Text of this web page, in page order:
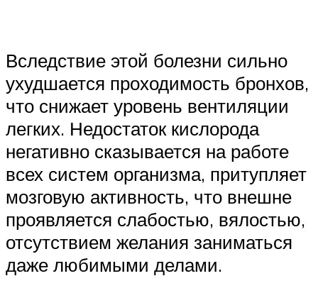
Вследствие этой болезни сильно
ухудшается проходимость бронхов,
что снижает уровень вентиляции
легких. Недостаток кислорода
негативно сказывается на работе
всех систем организма, притупляет
мозговую активность, что внешне
проявляется слабостью, вялостью,
отсутствием желания заниматься
даже любимыми делами.